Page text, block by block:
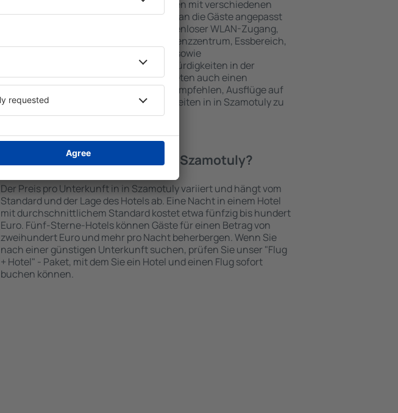
Hotels in in Szamotuly sind Einrichtungen mit verschiedenen
Standards sowie Annehmlichkeiten, die an die Gäste angepasst
sind . Zu den beliebtesten gehören kostenloser WLAN-Zugang,
SPA-Zone, Bar / Safe im Zimmer, Konferenzzentrum, Essbereich,
Kinderspielecke, kostenlose Parkplätze sowie
Informationsbroschüren über Sehenswürdigkeiten in der
Umgebung. Einige der Einrichtungen bieten auch einen
Transport vom/zum Flughafen an oder empfehlen, Ausflüge auf
den Spuren der größten Sehenswürdigkeiten in in Szamotuly zu
unternehmen.
Wie viel kostet ein Hotel in in Szamotuly?
Der Preis pro Unterkunft in in Szamotuly variiert und hängt vom
Standard und der Lage des Hotels ab. Eine Nacht in einem Hotel
mit durchschnittlichem Standard kostet etwa fünfzig bis hundert
Euro. Fünf-Sterne-Hotels können Gäste für einen Betrag von
zweihundert Euro und mehr pro Nacht beherbergen. Wenn Sie
nach einer günstigen Unterkunft suchen, prüfen Sie unser "Flug
+ Hotel" - Paket, mit dem Sie ein Hotel und einen Flug sofort
buchen können.